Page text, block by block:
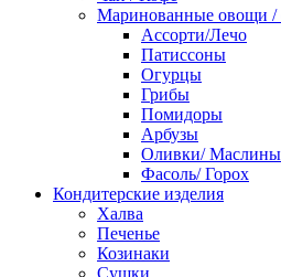
Маринованные овощи /
Ассорти/Лечо
Патиссоны
Огурцы
Грибы
Помидоры
Арбузы
Оливки/ Маслины
Фасоль/ Горох
Кондитерские изделия
Халва
Печенье
Козинаки
Сушки